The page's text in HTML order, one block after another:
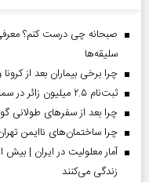
سلیقه‌ها
چرا برخی بیماران بعد از کرونا
ثبت‌نام ۲.۵ میلیون زائر در سماح | عبور ۱.۷ میلیون نفر از مرز‌های اربعین
چرا بعد از سفرهای طولانی
چرا ساختمان‌های ناایمن
زندگی می‌کنند